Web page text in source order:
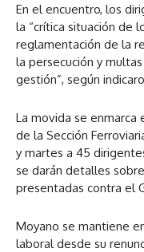
En el encuentro, los
la “crítica situación de
reglamentación de la
la persecución y
gestión”, según
La movida se
de la Sección
y martes a 45
se darán detalles
presentadas contra el
Moyano se mantiene
laboral desde su